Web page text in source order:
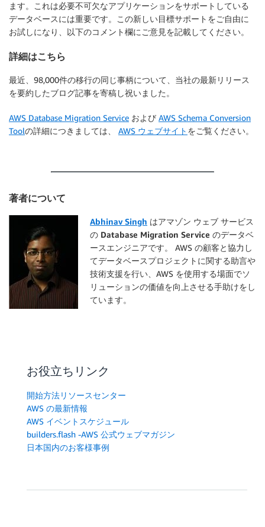
			},
			"target-table-name": "persones",
			"mapping-parameters": {
				"exclude-columns": [
					"Col2",
					"Col3",
				],
				"attribute-mappings": [{
						"value": "${Col1}"
					},
					{
						"target-attribute-name": "ES_STR",
						"attribute-type": "scalar",
						"attribute-sub-type": "string",
						"value": "$(Col2)"
					},
					{
						"target-attribute-name": "ES_CUSTOM",
					{						"target-attribute-name": "Col4",
						"attribute-type": "scalar",						"attribute-sub-type": "string",						"value": "${Col4}"					}
				]
			}
		}
	]
ます。これは必要不可欠なアプリケーションをサポートしている
データベースには重要です。この新しい目標サポートをご自由に
お試しになり、以下のコメント欄にご意見を記載してください。
詳細はこちら
最近、98,000件の移行の同じ事柄について、当社の最新リリース
を要約したブログ記事を寄稿し祝いました。
AWS Database Migration Service および AWS Schema Conversion
Toolの詳細につきましては、 AWS ウェブサイト をご覧ください。
著者について
Abhinav Singh はアマゾン ウェブ サービス
の Database Migration Service のデータベ
ースエンジニアです。
AWS の顧客と協力し
てデータベースプロジェクトに関する助言や
技術支援を行い、AWS を使用する場面でソ
リューションの価値を向上させる手助けをし
ています。
お役立ちリンク
開始方法リソースセンター
AWS の最新情報
AWS イベントスケジュール
builders.flash -AWS 公式ウェブマガジン
日本国内のお客様事例